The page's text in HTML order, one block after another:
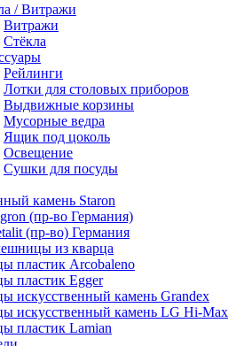
/ Витражи
Витражи
Стёкла
Рейлинги
Лотки для столовых приборов
Выдвижные корзины
Мусорные ведра
Ящик под цоколь
Освещение
Сушки для посуды
камень Staron
(пр-во Германия)
(пр-во) Германия
из кварца
пластик Arcobaleno
пластик Egger
искусственный камень Grandex
искусственный камень LG Hi-Max
пластик Lamian